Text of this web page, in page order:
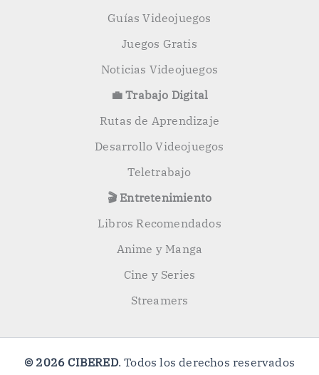
Guías Videojuegos
Juegos Gratis
Noticias Videojuegos
💼 Trabajo Digital
Rutas de Aprendizaje
Desarrollo Videojuegos
Teletrabajo
🎬 Entretenimiento
Libros Recomendados
Anime y Manga
Cine y Series
Streamers
© 2026 CIBERED. Todos los derechos reservados